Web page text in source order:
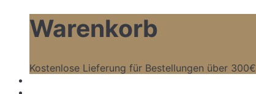
Warenkorb
Kostenlose Lieferung für Bestellungen über 300€